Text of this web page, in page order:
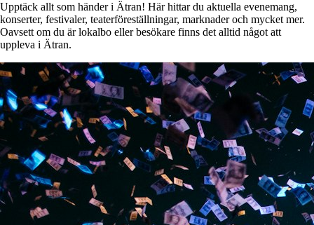
Upptäck allt som händer i Ätran! Här hittar du aktuella evenemang,
konserter, festivaler, teaterföreställningar, marknader och mycket mer.
Oavsett om du är lokalbo eller besökare finns det alltid något att
uppleva i Ätran.